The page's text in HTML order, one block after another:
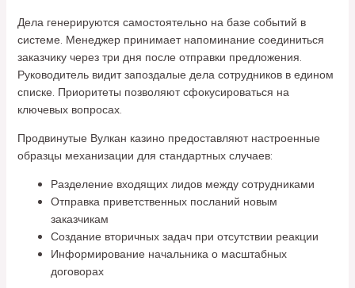
Дела генерируются самостоятельно на базе событий в
системе. Менеджер принимает напоминание соединиться
заказчику через три дня после отправки предложения.
Руководитель видит запоздалые дела сотрудников в едином
списке. Приоритеты позволяют сфокусироваться на
ключевых вопросах.
Продвинутые Вулкан казино предоставляют настроенные
образцы механизации для стандартных случаев:
Разделение входящих лидов между сотрудниками
Отправка приветственных посланий новым
заказчикам
Создание вторичных задач при отсутствии реакции
Информирование начальника о масштабных
договорах